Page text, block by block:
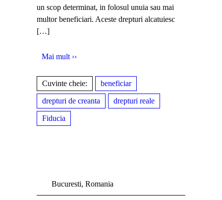
un scop determinat, in folosul unuia sau mai
multor beneficiari. Aceste drepturi alcatuiesc
[…]
Mai mult ››
Cuvinte cheie: beneficiar
drepturi de creanta drepturi reale
Fiducia
Bucuresti, Romania